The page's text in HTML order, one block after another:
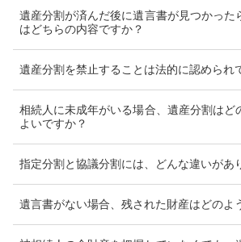
遺産分割が済んだ後に遺言書が見つかった
はどちらの内容ですか？
遺産分割を禁止することは法的に認められ
相続人に未成年がいる場合、遺産分割はど
よいですか？
指定分割と協議分割には、どんな違いがあ
遺言書がない場合、残された財産はどのよ